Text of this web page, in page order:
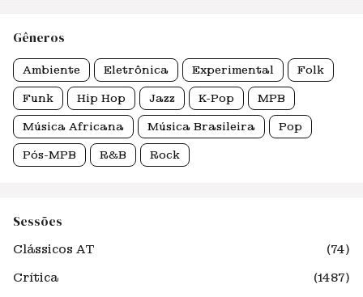
Gêneros
Ambiente Eletrônica Experimental Folk
Funk Hip Hop Jazz K-Pop MPB
Música Africana Música Brasileira Pop
Pós-MPB R&B Rock
Sessões
Clássicos AT
(74)
Crítica
(1487)